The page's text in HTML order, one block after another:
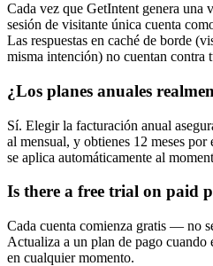
Cada vez que GetIntent genera una
sesión de visitante única cuenta
Las respuestas en caché de borde
misma intención) no cuentan contra
¿Los planes anuales
Sí. Elegir la facturación anual
al mensual, y obtienes 12 meses
se aplica automáticamente al
Is there a free trial on paid
Cada cuenta comienza gratis — no
Actualiza a un plan de pago cuando
en cualquier momento.